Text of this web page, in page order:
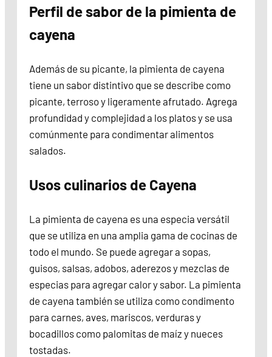
Perfil de sabor de la pimienta de
cayena
Además de su picante, la pimienta de cayena
tiene un sabor distintivo que se describe como
picante, terroso y ligeramente afrutado. Agrega
profundidad y complejidad a los platos y se usa
comúnmente para condimentar alimentos
salados.
Usos culinarios de Cayena
La pimienta de cayena es una especia versátil
que se utiliza en una amplia gama de cocinas de
todo el mundo. Se puede agregar a sopas,
guisos, salsas, adobos, aderezos y mezclas de
especias para agregar calor y sabor. La pimienta
de cayena también se utiliza como condimento
para carnes, aves, mariscos, verduras y
bocadillos como palomitas de maíz y nueces
tostadas.